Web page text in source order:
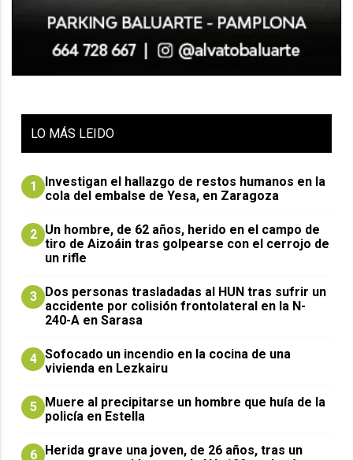
LO MÁS LEIDO
1
Investigan el hallazgo de restos humanos en la
cola del embalse de Yesa, en Zaragoza
2 Un hombre, de 62 años, herido en el campo de
tiro de Aizoáin tras golpearse con el cerrojo de
un rifle
3 ​Dos personas trasladadas al HUN tras sufrir un
accidente por colisión frontolateral en la N-
240-A en Sarasa
4 Sofocado un incendio en la cocina de una
vivienda en Lezkairu
5 Muere al precipitarse un hombre que huía de la
policía en Estella
6 Herida grave una joven, de 26 años, tras un